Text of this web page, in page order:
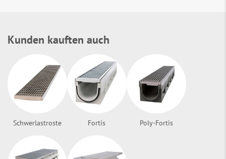
Kunden kauften auch
Schwerlastroste Fortis Poly-Fortis